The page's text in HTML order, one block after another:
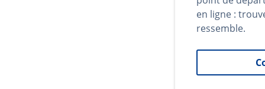
en ligne :
ressemble.